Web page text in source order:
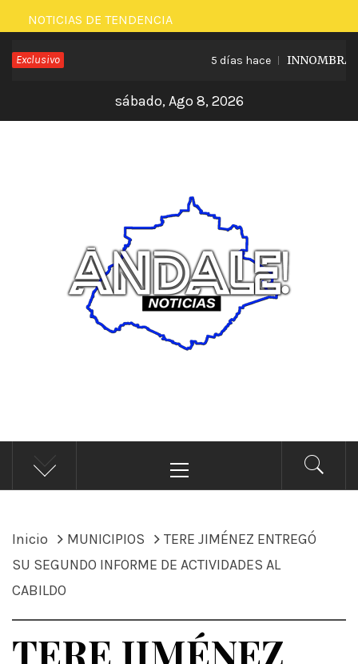
Saltar
al
contenido
NOTICIAS DE TENDENCIA
Exclusivo 5 días hace
sábado, Ago 8, 2026
ÁNDALE NOTICIAS
Noticias
principal
Inicio MUNICIPIOS
TERE JIMÉNEZ ENTREGÓ
SU SEGUNDO INFORME DE ACTIVIDADES AL
CABILDO
TERE JIMÉNEZ